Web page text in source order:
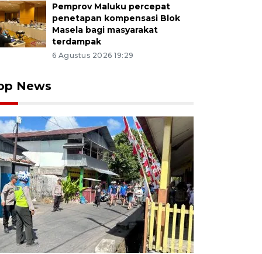
Pemprov Maluku percepat
penetapan kompensasi Blok
Masela bagi masyarakat
terdampak
6 Agustus 2026 19:29
News